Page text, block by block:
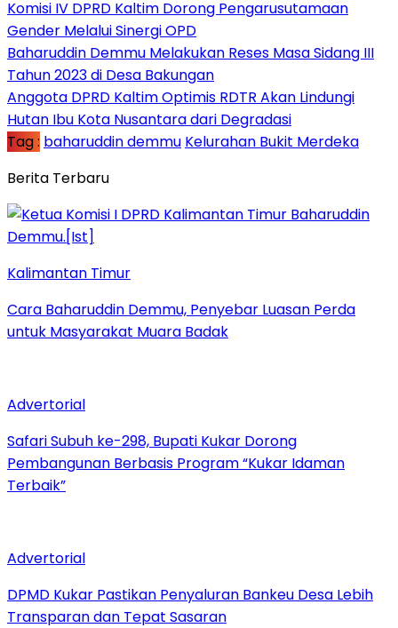
Komisi IV DPRD Kaltim Dorong Pengarusutamaan
Gender Melalui Sinergi OPD
Baharuddin Demmu Melakukan Reses Masa Sidang III
Tahun 2023 di Desa Bakungan
Anggota DPRD Kaltim Optimis RDTR Akan Lindungi
Hutan Ibu Kota Nusantara dari Degradasi
Tag : baharuddin demmu Kelurahan Bukit Merdeka
Berita Terbaru
Kalimantan Timur
Cara Baharuddin Demmu, Penyebar Luasan Perda
untuk Masyarakat Muara Badak
Advertorial
Safari Subuh ke-298, Bupati Kukar Dorong
Pembangunan Berbasis Program “Kukar Idaman
Terbaik”
Advertorial
DPMD Kukar Pastikan Penyaluran Bankeu Desa Lebih
Transparan dan Tepat Sasaran